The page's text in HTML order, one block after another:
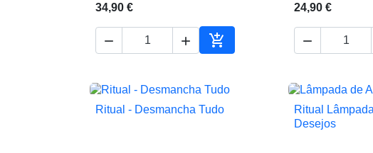
34,90 €
  
Adicionar ao carrinho
24,90 €

 Vista rápida
Ritual - Desmancha Tudo

Ritual
Desejos